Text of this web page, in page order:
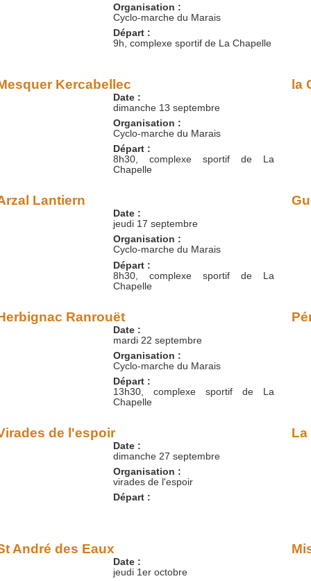
Organisation :
Cyclo-marche du Marais
Départ :
9h, complexe sportif de La Chapelle
Kercabellec
Date :
dimanche 13 septembre
Organisation :
Cyclo-marche du Marais
Départ :
8h30, complexe sportif de La
Chapelle
la
Lantiern
Date :
jeudi 17 septembre
Organisation :
Cyclo-marche du Marais
Départ :
8h30, complexe sportif de La
Chapelle
Ranrouët
Date :
mardi 22 septembre
Organisation :
Cyclo-marche du Marais
Départ :
13h30, complexe sportif de La
Chapelle
de l'espoir
Date :
dimanche 27 septembre
Organisation :
virades de l'espoir
Départ :
La
André des Eaux
Date :
jeudi 1er octobre